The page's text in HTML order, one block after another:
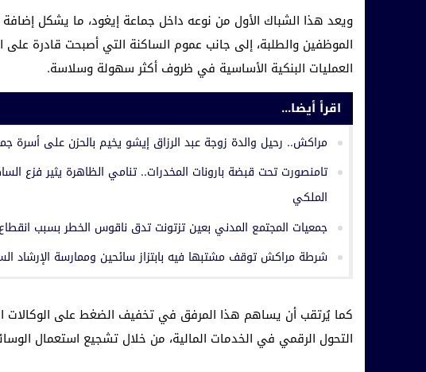
ويعد هذا الشباك الأول من نوعه داخل جماعة إيغود، ما يشكل إضافة
الموظفين والطلبة، إلى جانب عموم الساكنة التي أصبحت قادرة
العمليات البنكية الأساسية في ظروف أكثر سهولة وسلاسة.
اقرأ أيضا...
مراكش.. رحيل والدة زوجة عبد الرزاق إيشو يخيم بالحزن على أسرة
تامنصورت تحت قبضة بارونات المخدرات.. تنامي الظاهرة يثير فزع
الملكي
جمعيات المجتمع المدني بعين تزتونت تدق ناقوس الخطر بسبب
شرطة مراكش توقف مشتبها فيه بابتزاز سائحين وممارسة الإرشاد
كما يُرتقب أن يساهم هذا المرفق في تخفيف الضغط على الوكالات
التحول الرقمي في الخدمات المالية، من خلال تشجيع استعمال